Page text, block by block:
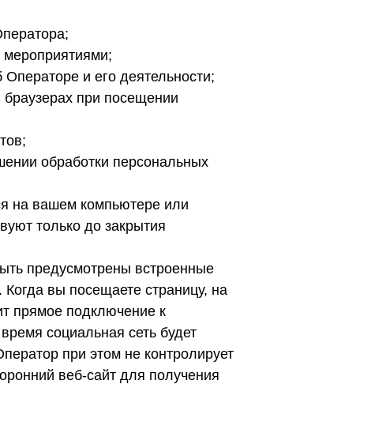
и его деятельности;
при посещении
обработки персональных
на вашем компьютере или
только до закрытия
предусмотрены встроенные
вы посещаете страницу, на
прямое подключение к
социальная сеть будет
при этом не контролирует
веб-сайт для получения